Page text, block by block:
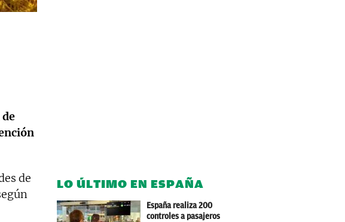
de
LO ÚLTIMO EN ESPAÑA
España realiza 200
controles a pasajeros